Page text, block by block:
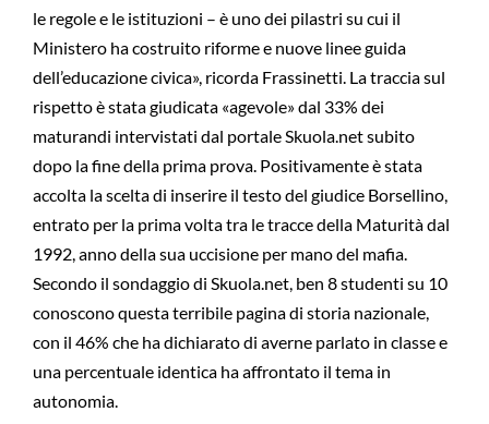
le regole e le istituzioni – è uno dei pilastri su cui il
Ministero ha costruito riforme e nuove linee guida
dell’educazione civica», ricorda Frassinetti. La traccia sul
rispetto è stata giudicata «agevole» dal 33% dei
maturandi intervistati dal portale Skuola.net subito
dopo la fine della prima prova. Positivamente è stata
accolta la scelta di inserire il testo del giudice Borsellino,
entrato per la prima volta tra le tracce della Maturità dal
1992, anno della sua uccisione per mano del mafia.
Secondo il sondaggio di Skuola.net, ben 8 studenti su 10
conoscono questa terribile pagina di storia nazionale,
con il 46% che ha dichiarato di averne parlato in classe e
una percentuale identica ha affrontato il tema in
autonomia.